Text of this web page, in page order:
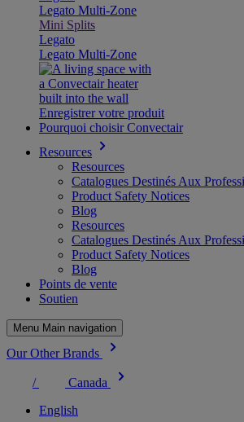
Legato Multi-Zone
Mini Splits
Legato
Legato Multi-Zone
Enregistrer votre produit
Pourquoi choisir Convectair
Resources
Resources
Catalogues Destinés Aux
Product Safety Notices
Blog
Resources
Catalogues Destinés Aux
Product Safety Notices
Blog
Points de vente
Soutien
Menu Main navigation
Our Other Brands
/
Canada
English